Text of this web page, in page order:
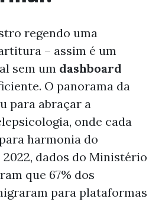
regendo uma
– assim é um
sem um dashboard
O panorama da
para abraçar a
onde cada
harmonia do
dados do Ministério
que 67% dos
para plataformas